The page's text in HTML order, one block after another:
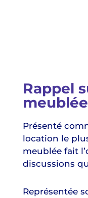
Rappel
meublée
Présenté
location le
meublée fait
discussions
Représentée